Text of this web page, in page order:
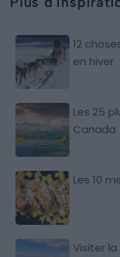
12
en hiver
Les 25
Canada
Les 10
Visiter